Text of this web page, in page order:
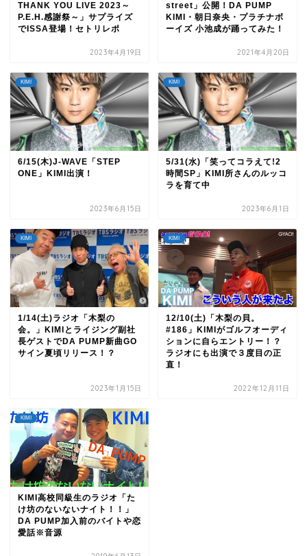
THANK YOU LIVE 2023～
P.E.H.感謝祭～」サプライズ
でISSA登場！セトリレポ
2023年4月19日
street」公開！DA PUMP
KIMI・朝日奈央・プラチナボ
ーイズ 小池成が踊ってみた！
2021年4月20日
KIMI
6/15(木)J-WAVE「STEP
ONE」KIMI出演！
2023年6月15日
KIMI
5/31(水)「笑ってコラえて!2
時間SP」KIMI所さんのルッコ
ラを育て中
2023年6月1日
KIMI
1/14(土)ラジオ「木梨の
会。」KIMIとライジング副社
長ゲストでDA PUMP新曲GO
サイン夏頃リリース！？
2023年1月15日
KIMI
12/10(土)「木梨の貝。
#186」KIMIがゴルフオーディ
ションに自らエントリー！？
ラジオにも出演で３度目の正
直！
2022年12月11日
KIMI
KIMI高校同級生のラジオ「た
け坊のないないナイト！！」
DA PUMP加入前のバイトや恋
愛話※音源